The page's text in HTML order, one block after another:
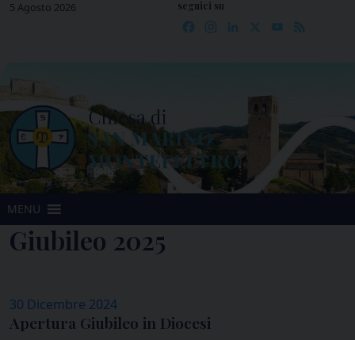
Skip5 Agosto 2026 seguici su
Facebook
Instagram
LinkedIn YouTube
MENU
Giubileo 2025
30 Dicembre 2024
Apertura Giubileo in Diocesi